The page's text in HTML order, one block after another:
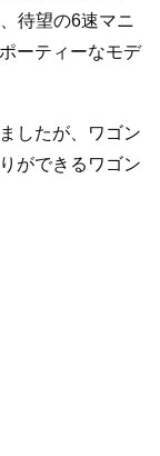
待望の6速マニ
ーティーなモデ
したが、ワゴン
ができるワゴン